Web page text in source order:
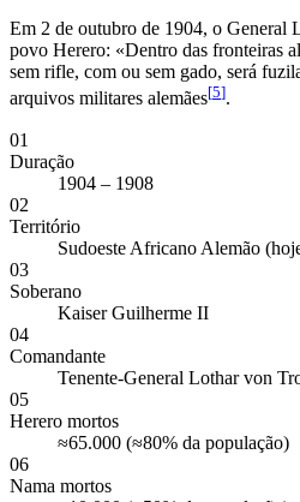
Em 2 de outubro de 1904, o General
povo Herero: «Dentro das fronteiras
sem rifle, com ou sem gado, será
arquivos militares alemães[5].
01
Duração
1904 – 1908
02
Território
Sudoeste Africano Alemão
03
Soberano
Kaiser Guilherme II
04
Comandante
Tenente-General Lothar von
05
Herero mortos
≈65.000 (≈80% da população)
06
Nama mortos